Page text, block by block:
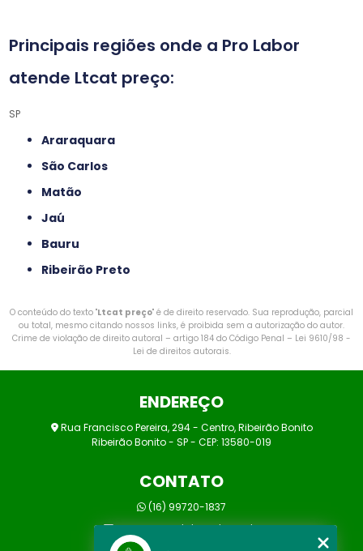
Principais regiões onde a Pro Labor
atende Ltcat preço:
SP
Araraquara
São Carlos
Matão
Jaú
Bauru
Ribeirão Preto
O conteúdo do texto "Ltcat preço" é de direito reservado. Sua reprodução, parcial
ou total, mesmo citando nossos links, é proibida sem a autorização do autor.
Crime de violação de direito autoral – artigo 184 do Código Penal – Lei 9610/98 -
Lei de direitos autorais.
ENDEREÇO
Rua Francisco Pereira, 294 - Centro, Ribeirão Bonito
Ribeirão Bonito - SP - CEP: 13580-019
CONTATO
(16) 99720-1837
marcos@prolaborsst.com.br